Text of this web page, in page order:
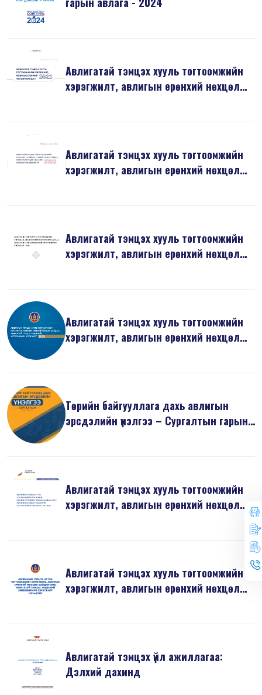
Авлигатай тэмцэх хууль тогтоомжийн
хэрэгжилт, авлигын ерөнхий нөхцөл
Авлигатай тэмцэх хууль тогтоомжийн
хэрэгжилт, авлигын ерөнхий нөхцөл
Авлигатай тэмцэх хууль тогтоомжийн
хэрэгжилт, авлигын ерөнхий нөхцөл
Авлигатай тэмцэх хууль тогтоомжийн
хэрэгжилт, авлигын ерөнхий нөхцөл
Төрийн байгууллага дахь авлигын
эрсдэлийн үнэлгээ – Сургалтын гарын
Авлигатай тэмцэх хууль тогтоомжийн
хэрэгжилт, авлигын ерөнхий нөхцөл
Авлигатай тэмцэх хууль тогтоомжийн
хэрэгжилт, авлигын ерөнхий нөхцөл
Авлигатай тэмцэх үйл ажиллагаа:
Дэлхий дахинд